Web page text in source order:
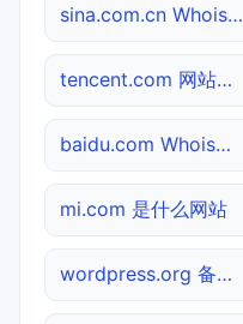
sina.com.cn Whois查询
tencent.com 网站状态
baidu.com Whois查询
mi.com 是什么网站
wordpress.org 备案查询